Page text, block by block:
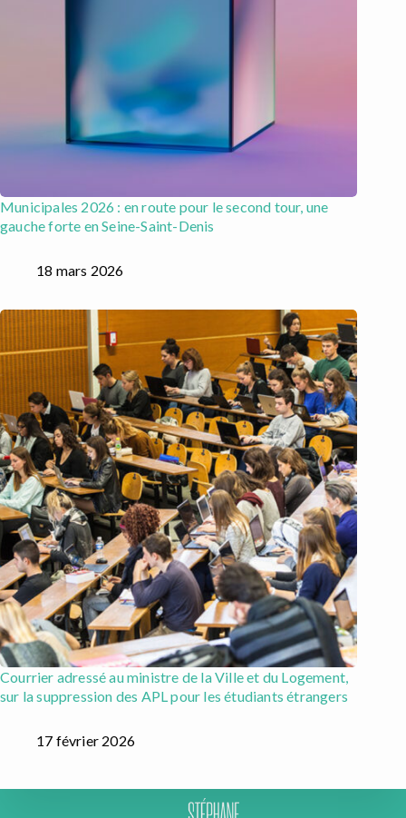
Municipales 2026 : en route pour le second tour, une
gauche forte en Seine-Saint-Denis
18 mars 2026
Courrier adressé au ministre de la Ville et du Logement,
sur la suppression des APL pour les étudiants étrangers
17 février 2026